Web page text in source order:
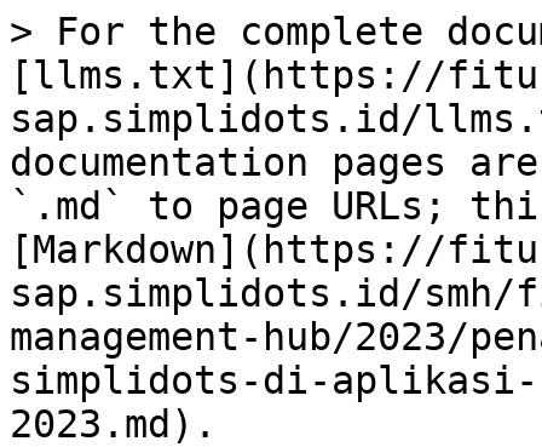
> For the complete
[llms.txt](https://
sap.simplidots.id/
documentation pages
`.md` to page URLs;
[Markdown](https://
sap.simplidots.id/smh/
management-hub/2023/
simplidots-di-aplikasi-
2023.md).